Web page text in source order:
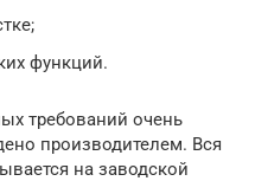
функций.
требований очень
производителем. Вся
на заводской